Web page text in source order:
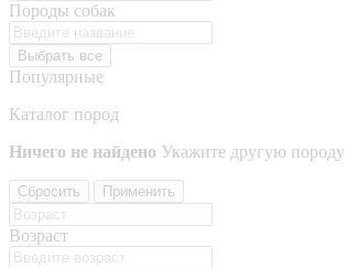
Породы собак
Выбрать все
Популярные
Каталог пород
Ничего не найдено Укажите другую породу
Сбросить Применить
Возраст